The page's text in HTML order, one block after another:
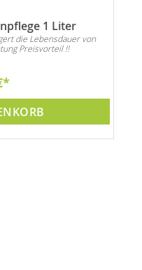
1 Liter
die Lebensdauer von
Preisvorteil !!